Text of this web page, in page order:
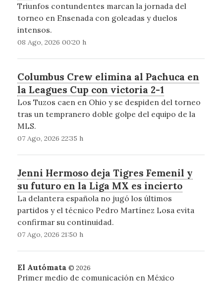
Triunfos contundentes marcan la jornada del
torneo en Ensenada con goleadas y duelos
intensos.
08 Ago, 2026 00:20 h
Columbus Crew elimina al Pachuca en
la Leagues Cup con victoria 2-1
Los Tuzos caen en Ohio y se despiden del torneo
tras un tempranero doble golpe del equipo de la
MLS.
07 Ago, 2026 22:35 h
Jenni Hermoso deja Tigres Femenil y
su futuro en la Liga MX es incierto
La delantera española no jugó los últimos
partidos y el técnico Pedro Martínez Losa evita
confirmar su continuidad.
07 Ago, 2026 21:50 h
El Autómata © 2026
Primer medio de comunicación en México